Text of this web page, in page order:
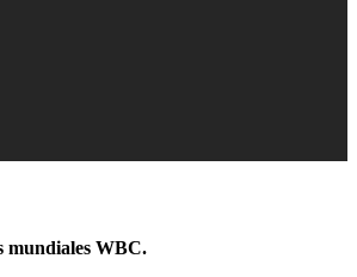
mundiales WBC.